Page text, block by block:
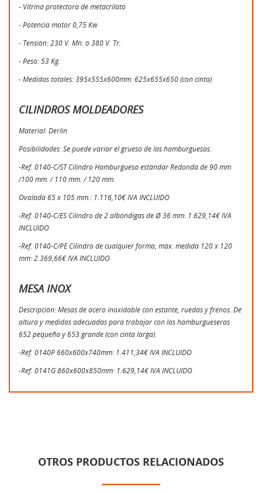
- Vitrina protectora de metacrilato
- Potencia motor 0,75 Kw
- Tensión: 230 V. Mn. ó 380 V. Tr.
- Peso: 53 Kg.
- Medidas totales: 395x555x600mm. 625x655x650 (con cinta)
CILINDROS MOLDEADORES
Material: Derlin
Posibilidades: Se puede variar el grueso de las hamburguesas.
-Ref. 0140-C/ST Cilindro Hamburguesa estándar Redonda de 90 mm
/100 mm. / 110 mm. / 120 mm.
Ovalada 65 x 105 mm.: 1.116,10€ IVA INCLUIDO
-Ref. 0140-C/ES Cilindro de 2 albóndigas de Ø 36 mm: 1.629,14€ IVA
INCLUIDO
-Ref. 0140-C/PE Cilindro de cualquier forma, máx. medida 120 x 120
mm: 2.369,66€ IVA INCLUIDO
MESA INOX
Descripción: Mesas de acero inoxidable con estante, ruedas y frenos. De
altura y medidas adecuadas para trabajar con las hamburgueseras
652 pequeña y 653 grande (con cinta larga).
-Ref. 0140P 660x600x740mm: 1.411,34€ IVA INCLUIDO
-Ref. 0141G 860x600x850mm: 1.629,14€ IVA INCLUIDO
OTROS PRODUCTOS RELACIONADOS